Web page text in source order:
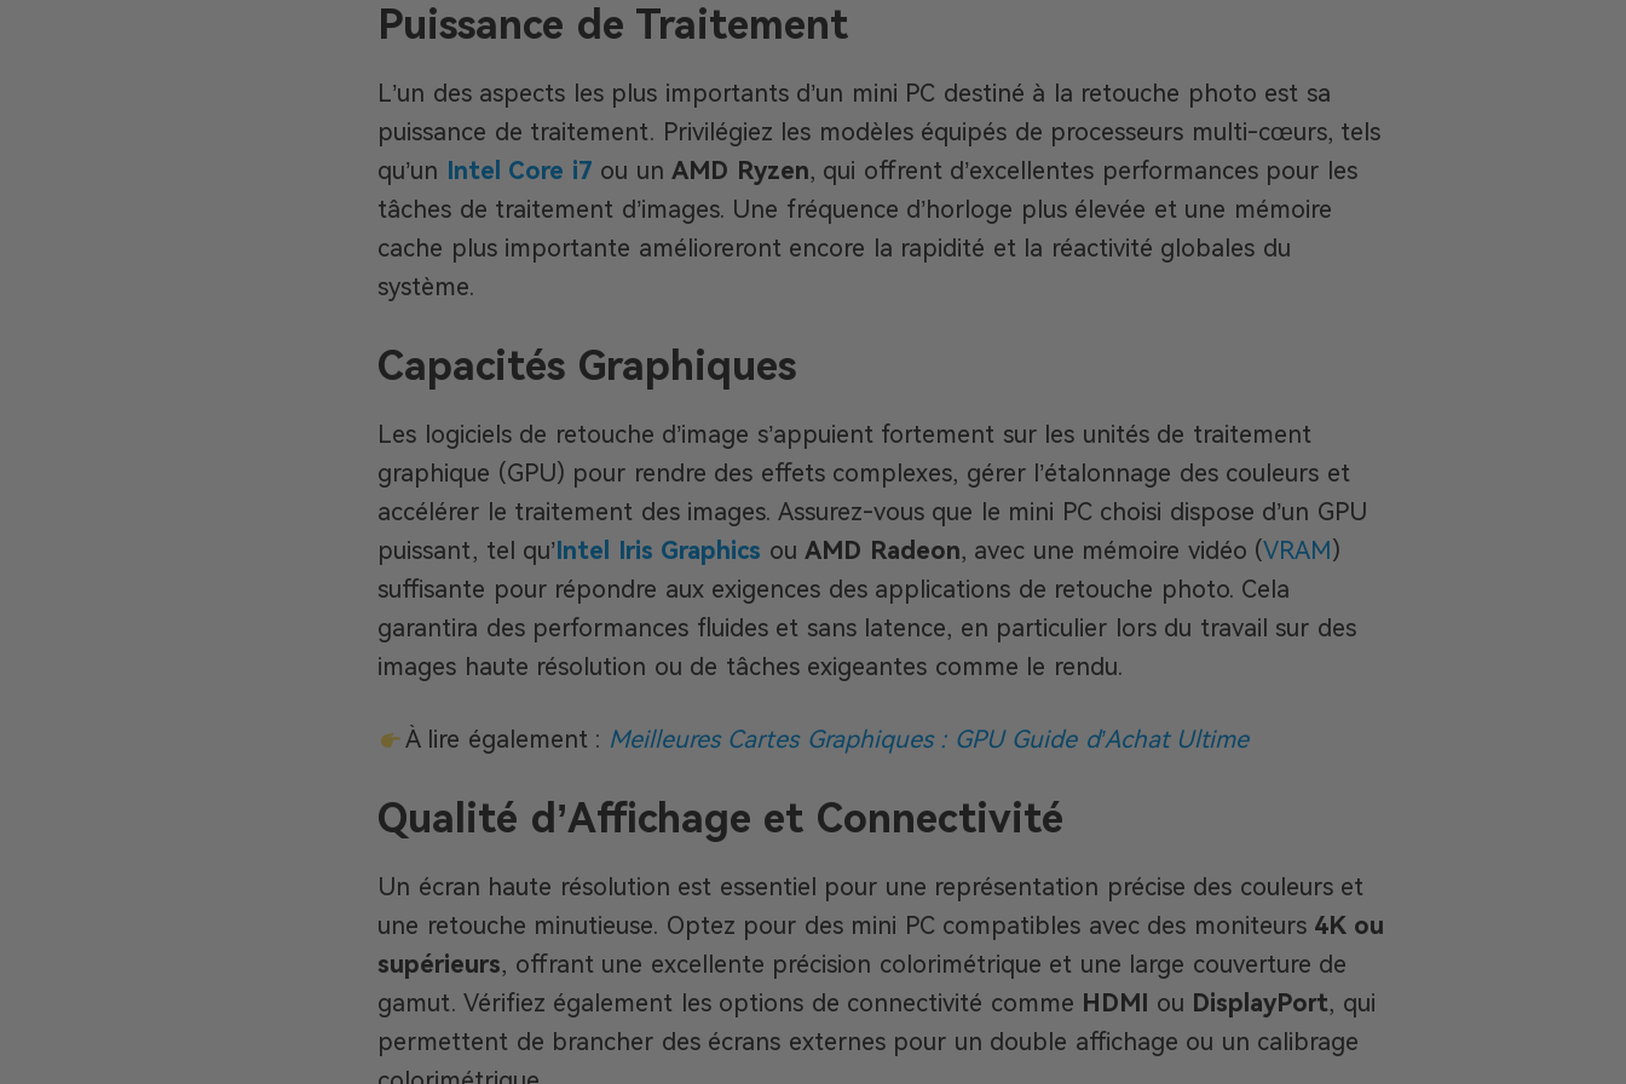
Puissance de Traitement
L’un des aspects les plus importants d’un mini PC destiné à la retouche photo est sa
puissance de traitement. Privilégiez les modèles équipés de processeurs multi-cœurs, tels
qu’un Intel Core i7 ou un AMD Ryzen, qui offrent d’excellentes performances pour les
tâches de traitement d’images. Une fréquence d’horloge plus élevée et une mémoire
cache plus importante amélioreront encore la rapidité et la réactivité globales du
système.
Capacités Graphiques
Les logiciels de retouche d’image s’appuient fortement sur les unités de traitement
graphique (GPU) pour rendre des effets complexes, gérer l’étalonnage des couleurs et
accélérer le traitement des images. Assurez-vous que le mini PC choisi dispose d’un GPU
puissant, tel qu’Intel Iris Graphics ou AMD Radeon, avec une mémoire vidéo (VRAM)
suffisante pour répondre aux exigences des applications de retouche photo. Cela
garantira des performances fluides et sans latence, en particulier lors du travail sur des
images haute résolution ou de tâches exigeantes comme le rendu.
À lire également : Meilleures Cartes Graphiques : GPU Guide d’Achat Ultime
Qualité d’Affichage et Connectivité
Un écran haute résolution est essentiel pour une représentation précise des couleurs et
une retouche minutieuse. Optez pour des mini PC compatibles avec des moniteurs 4K ou
supérieurs, offrant une excellente précision colorimétrique et une large couverture de
gamut. Vérifiez également les options de connectivité comme HDMI ou DisplayPort, qui
permettent de brancher des écrans externes pour un double affichage ou un calibrage